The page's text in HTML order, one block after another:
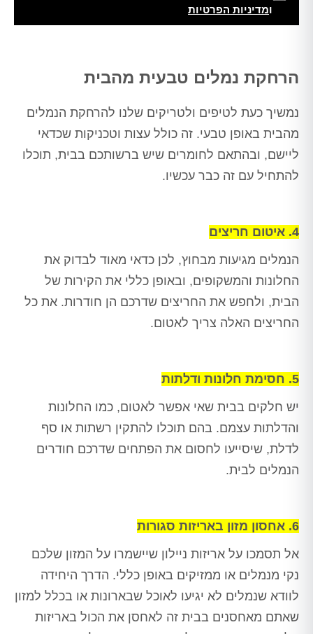
ומדיניות הפרטיות
הרחקת נמלים טבעית מהבית
נמשיך כעת לטיפים ולטריקים שלנו להרחקת הנמלים
מהבית באופן טבעי. זה כולל עצות וטכניקות שכדאי
ליישם, ובהתאם לחומרים שיש ברשותכם בבית, תוכלו
להתחיל עם זה כבר עכשיו.
4. איטום חריצים
הנמלים מגיעות מבחוץ, לכן כדאי מאוד לבדוק את
החלונות והמשקופים, ובאופן כללי את הקירות של
הבית, ולחפש את החריצים שדרכם הן חודרות. את כל
החריצים האלה צריך לאטום.
5. חסימת חלונות ודלתות
יש חלקים בבית שאי אפשר לאטום, כמו החלונות
והדלתות עצמם. בהם תוכלו להתקין רשתות או סף
לדלת, שיסייעו לחסום את הפתחים שדרכם חודרים
הנמלים לבית.
6. אחסון מזון באריזות סגורות
אל תסמכו על אריזות ניילון שיישמרו על המזון שלכם
נקי מנמלים או ממזיקים באופן כללי. הדרך היחידה
לוודא שנמלים לא יגיעו לאוכל שבארונות או בכלל למזון
שאתם מאחסנים בבית זה לאחסן את הכול באריזות